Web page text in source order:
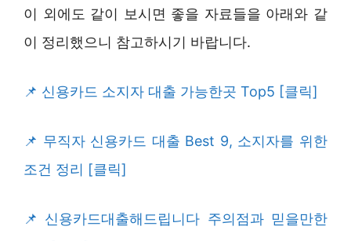
이 외에도 같이 보시면 좋을 자료들을 아래와 같
이 정리했으니 참고하시기 바랍니다.
신용카드 소지자 대출 가능한곳 Top5 [클릭]
무직자 신용카드 대출 Best 9, 소지자를 위한
조건 정리 [클릭]
신용카드대출해드립니다 주의점과 믿을만한